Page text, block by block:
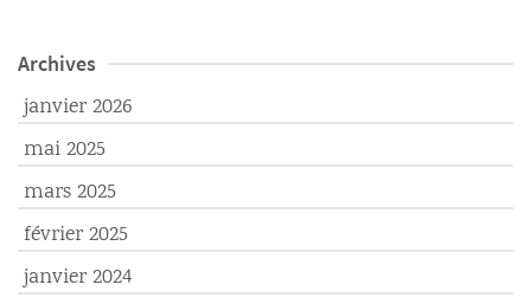
Archives
janvier 2026
mai 2025
mars 2025
février 2025
janvier 2024